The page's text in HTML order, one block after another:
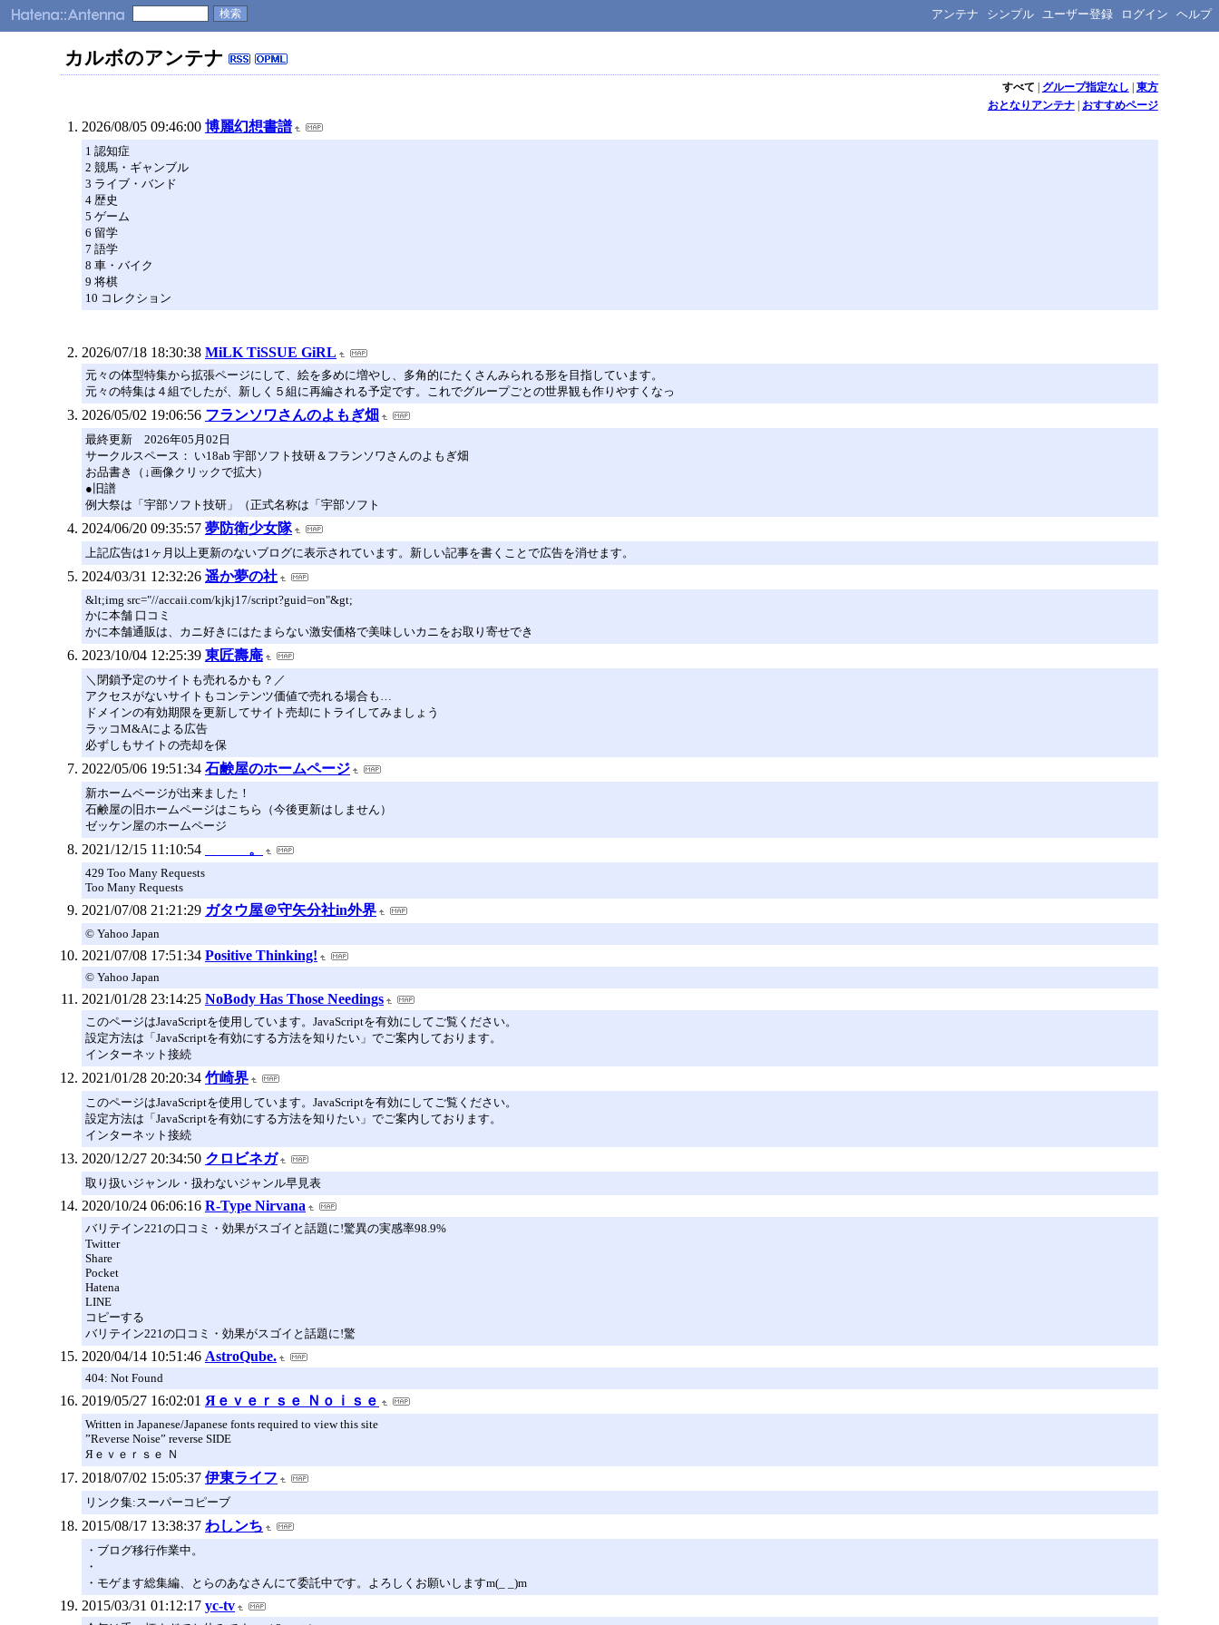
アンテナ シンプル ユーザー登録 ログイン ヘルプ
カルボのアンテナ
すべて | グループ指定なし | 東方
おとなりアンテナ| おすすめページ
2026/08/05 09:46:00 博麗幻想書譜
1 認知症
2 競馬・ギャンブル
3 ライブ・バンド
4 歴史
5 ゲーム
6 留学
7 語学
8 車・バイク
9 将棋
10 コレクション
2026/07/18 18:30:38 MiLK TiSSUE GiRL
元々の体型特集から拡張ページにして、絵を多めに増やし、多角的にたくさんみられる形を目指しています。
元々の特集は４組でしたが、新しく５組に再編される予定です。これでグループごとの世界観も作りやすくなっ
2026/05/02 19:06:56 フランソワさんのよもぎ畑
最終更新 2026年05月02日
サークルスペース： い18ab 宇部ソフト技研＆フランソワさんのよもぎ畑
お品書き（↓画像クリックで拡大）
●旧譜
例大祭は「宇部ソフト技研」（正式名称は「宇部ソフト
2024/06/20 09:35:57 夢防衛少女隊
上記広告は1ヶ月以上更新のないブログに表示されています。新しい記事を書くことで広告を消せます。
2024/03/31 12:32:26 遥か夢の社
&lt;img src="//accaii.com/kjkj17/script?guid=on"&gt;
かに本舗 口コミ
かに本舗通販は、カニ好きにはたまらない激安価格で美味しいカニをお取り寄せでき
2023/10/04 12:25:39 東匠壽庵
＼閉鎖予定のサイトも売れるかも？／
アクセスがないサイトもコンテンツ価値で売れる場合も…
ドメインの有効期限を更新してサイト売却にトライしてみましょう
ラッコM&Aによる広告
必ずしもサイトの売却を保
2022/05/06 19:51:34 石鹸屋のホームページ
新ホームページが出来ました！
石鹸屋の旧ホームページはこちら（今後更新はしません）
ゼッケン屋のホームページ
2021/12/15 11:10:54 。
429 Too Many Requests
Too Many Requests
2021/07/08 21:21:29 ガタウ屋＠守矢分社in外界
© Yahoo Japan
2021/07/08 17:51:34 Positive Thinking!
© Yahoo Japan
2021/01/28 23:14:25 NoBody Has Those Needings
このページはJavaScriptを使用しています。JavaScriptを有効にしてご覧ください。
設定方法は「JavaScriptを有効にする方法を知りたい」でご案内しております。
インターネット接続
2021/01/28 20:20:34 竹崎界
このページはJavaScriptを使用しています。JavaScriptを有効にしてご覧ください。
設定方法は「JavaScriptを有効にする方法を知りたい」でご案内しております。
インターネット接続
2020/12/27 20:34:50 クロビネガ
取り扱いジャンル・扱わないジャンル早見表
2020/10/24 06:06:16 R-Type Nirvana
バリテイン221の口コミ・効果がスゴイと話題に!驚異の実感率98.9%
Twitter
Share
Pocket
Hatena
LINE
コピーする
バリテイン221の口コミ・効果がスゴイと話題に!驚
2020/04/14 10:51:46 AstroQube.
404: Not Found
2019/05/27 16:02:01 Яｅｖｅｒｓｅ Ｎｏｉｓｅ
Written in Japanese/Japanese fonts required to view this site
”Reverse Noise” reverse SIDE
Яｅｖｅｒｓｅ Ｎ
2018/07/02 15:05:37 伊東ライフ
リンク集:スーパーコピーブ
2015/08/17 13:38:37 わしンち
・ブログ移行作業中。
・
・モゲます総集編、とらのあなさんにて委託中です。よろしくお願いしますm(_ _)m
2015/03/31 01:12:17 yc-tv